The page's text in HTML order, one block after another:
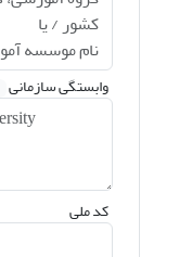
وابستگی سازمانی
کد ملی